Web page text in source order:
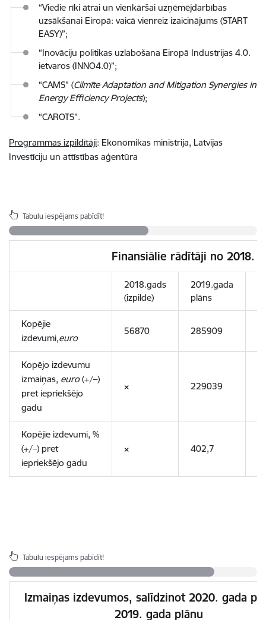
“Viedie rīki ātrai un vienkāršai uzņēmējdarbības
uzsākšanai Eiropā: vaicā vienreiz izaicinājums (START
EASY)”;
“Inovāciju politikas uzlabošana Eiropā Industrijas 4.0.
ietvaros (INNO4.0)”;
“CAMS” (Cilmīte Adaptation and Mitigation Synergies in
Energy Efficiency Projects);
“CAROTS”.
Programmas izpildītāji: Ekonomikas ministrija, Latvijas
Investīciju un attīstības aģentūra
Tabulu iespējams pabīdīt!
Finansiālie rādītāji no 2018.
2018.gads
(izpilde)
2019.gada
plāns
Kopējie
izdevumi,euro
56870 285909
Kopējo izdevumu
izmaiņas, euro(+/–)
pret iepriekšējo
gadu
× 229039
Kopējie izdevumi, %
(+/–) pret
iepriekšējo gadu
× 402,7
Tabulu iespējams pabīdīt!
Izmaiņas izdevumos, salīdzinot 2020. gada
2019. gada plānu